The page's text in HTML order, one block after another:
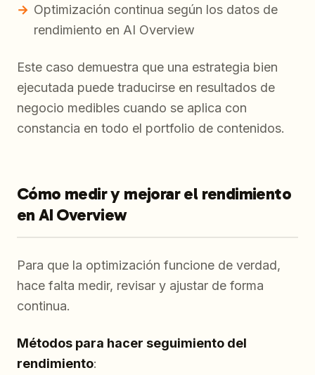
Optimización continua según los datos de
rendimiento en AI Overview
Este caso demuestra que una estrategia bien
ejecutada puede traducirse en resultados de
negocio medibles cuando se aplica con
constancia en todo el portfolio de contenidos.
Cómo medir y mejorar el rendimiento
en AI Overview
Para que la optimización funcione de verdad,
hace falta medir, revisar y ajustar de forma
continua.
Métodos para hacer seguimiento del
rendimiento: